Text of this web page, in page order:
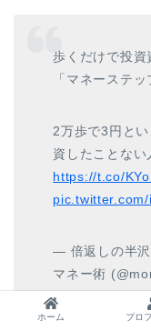
歩くだけで投資
「マネーステ
2万歩で3円と
資したことない
https://t.co/
pic.twitter.com/
— 倍返しの半沢
マネー術
ホーム プロ